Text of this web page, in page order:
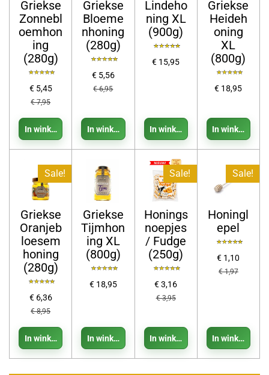
Griekse
Zonnebl
oemhon
ing
(280g)
€ 5,45
€ 7,95
In winkelwagen
Griekse
Bloeme
nhoning
(280g)
€ 5,56
€ 6,95
In winkelwagen
Lindeho
ning XL
(900g)
€ 15,95
In winkelwagen
Griekse
Heideh
oning
XL
(800g)
€ 18,95
In
Sale!
Griekse
Oranjeb
loesem
honing
(280g)
€ 6,36
€ 8,95
In winkelwagen
Griekse
Tijmhon
ing XL
(800g)
€ 18,95
In winkelwagen
Sale!
Honings
noepjes
/ Fudge
(250g)
€ 3,16
€ 3,95
In winkelwagen
Sale!
Honingl
epel
€ 1,10
€ 1,97
In